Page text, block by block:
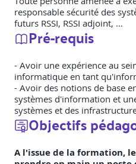
responsable sécurité des
futurs RSSI, RSSI adjoint, …
Pré-requis
- Avoir une expérience au
informatique en tant
- Avoir des notions de base
systèmes d'information et
systèmes et des
Objectifs
A l'issue de la formation,